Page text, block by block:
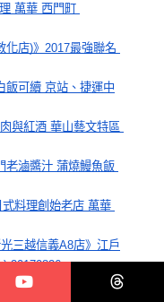
萬華 西門町
化店)》2017最強聯名
飯可續 京站、捷運中
與紅酒 華山藝文特區
老滷醬汁 蒲燒鰻魚飯
料理創始老店 萬華
三越信義A8店》江戶
20170826
統一時代百貨